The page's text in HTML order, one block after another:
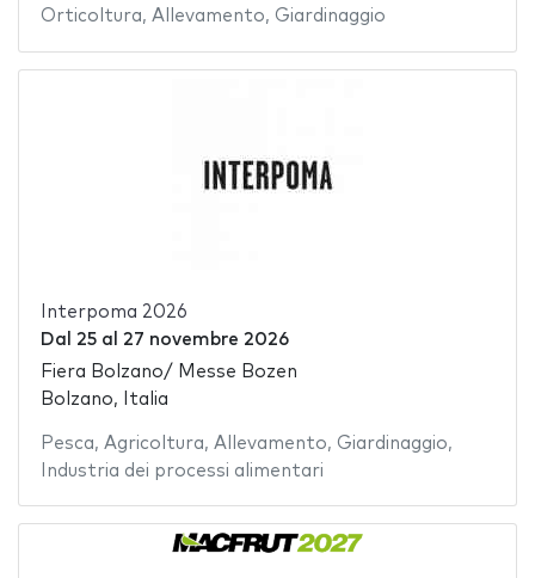
Orticoltura, Allevamento, Giardinaggio
Interpoma 2026
Dal 25al 27 novembre 2026
Fiera Bolzano/ Messe Bozen
Bolzano, Italia
Pesca, Agricoltura, Allevamento, Giardinaggio,
Industria dei processi alimentari